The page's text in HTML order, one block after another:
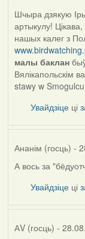
Шчыра дзякую
артыкулу!
нашых калег з
малы баклан
Вялікапольскім
stawy w
Увайдзіце ці
Ананім (госць) -
А вось за
Увайдзіце ці
АV (госць) -